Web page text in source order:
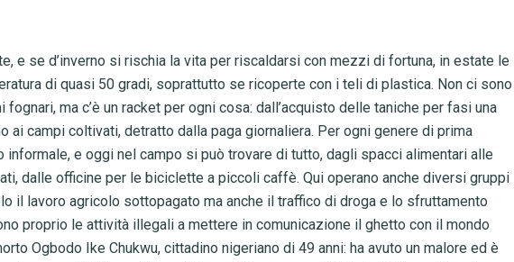
e se d’inverno si rischia la vita per riscaldarsi con mezzi di fortuna, in estate le
di quasi 50 gradi, soprattutto se ricoperte con i teli di plastica. Non ci sono
ma c’è un racket per ogni cosa: dall’acquisto delle taniche per fasi una
ai campi coltivati, detratto dalla paga giornaliera. Per ogni genere di prima
e oggi nel campo si può trovare di tutto, dagli spacci alimentari alle
dalle officine per le biciclette a piccoli caffè. Qui operano anche diversi gruppi
il lavoro agricolo sottopagato ma anche il traffico di droga e lo sfruttamento
proprio le attività illegali a mettere in comunicazione il ghetto con il mondo
Ogbodo Ike Chukwu, cittadino nigeriano di 49 anni: ha avuto un malore ed è